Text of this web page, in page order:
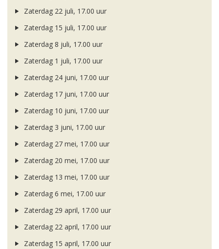
Zaterdag 22 juli, 17.00 uur
Zaterdag 15 juli, 17.00 uur
Zaterdag 8 juli, 17.00 uur
Zaterdag 1 juli, 17.00 uur
Zaterdag 24 juni, 17.00 uur
Zaterdag 17 juni, 17.00 uur
Zaterdag 10 juni, 17.00 uur
Zaterdag 3 juni, 17.00 uur
Zaterdag 27 mei, 17.00 uur
Zaterdag 20 mei, 17.00 uur
Zaterdag 13 mei, 17.00 uur
Zaterdag 6 mei, 17.00 uur
Zaterdag 29 april, 17.00 uur
Zaterdag 22 april, 17.00 uur
Zaterdag 15 april, 17.00 uur